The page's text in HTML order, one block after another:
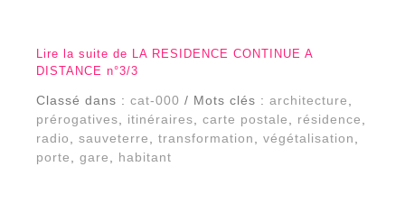
Lire la suite de LA RESIDENCE CONTINUE A
DISTANCE n°3/3
Classé dans : cat-000 / Mots clés : architecture
prérogatives
itinéraires carte postale résidence
radio
sauveterre transformation végétalisation
porte
gare habitant